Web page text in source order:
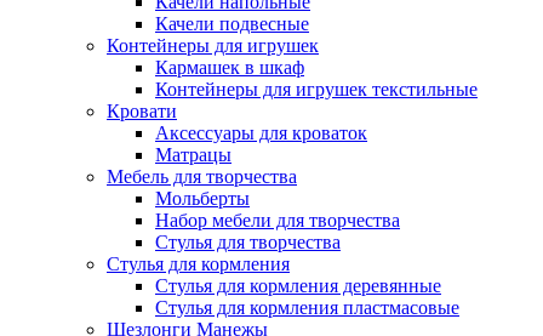
Качели подвесные
Контейнеры для игрушек
Кармашек в шкаф
Контейнеры для игрушек текстильные
Кровати
Аксессуары для кроваток
Матрацы
Мебель для творчества
Мольберты
Набор мебели для творчества
Стулья для творчества
Стулья для кормления
Стулья для кормления деревянные
Стулья для кормления пластмасовые
Шезлонги Манежы